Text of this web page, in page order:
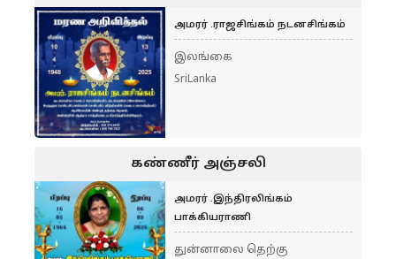
அமரர் .ராஜசிங்கம் நடனசிங்கம்
இலங்கை
SriLanka
கண்ணீர் அஞ்சலி
அமரர் .இந்திரலிங்கம்
பாக்கியராணி
துன்னாலை தெற்கு